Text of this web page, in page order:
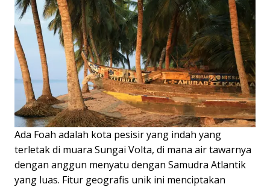
Ada Foah adalah kota pesisir yang indah yang
terletak di muara Sungai Volta, di mana air tawarnya
dengan anggun menyatu dengan Samudra Atlantik
yang luas. Fitur geografis unik ini menciptakan